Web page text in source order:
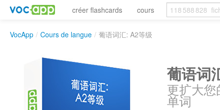
créer flashcards cours
VocApp / Cours de langue / 葡语词汇: A2等级
葡语词
更扩大
单词